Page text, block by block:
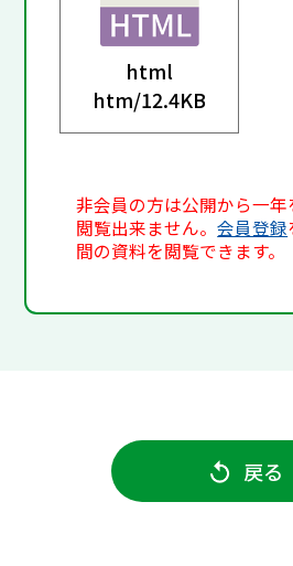
html
htm/12.4KB
非会員の方は公開から一
閲覧出来ません。会員登録
間の資料を閲覧できます。
戻る